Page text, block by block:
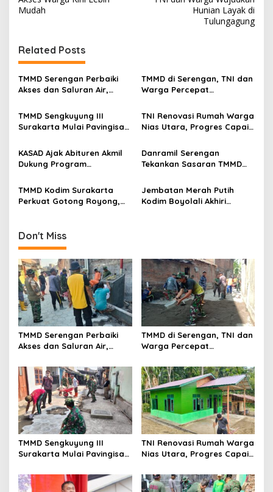
a
v
i
a
i
n
Mudah
Hunian Layak di
Tulungagung
Related Posts
TMMD Serengan Perbaiki
Akses dan Saluran Air,
TMMD di Serengan, TNI dan
Warga Percepat
TMMD Sengkuyung III
Surakarta Mulai Pavingisasi
TNI Renovasi Rumah Warga
Nias Utara, Progres Capai
KASAD Ajak Abituren Akmil
Dukung Program
Danramil Serengan
Tekankan Sasaran TMMD
TMMD Kodim Surakarta
Perkuat Gotong Royong,
Jembatan Merah Putih
Kodim Boyolali Akhiri
Don't Miss
TMMD Serengan Perbaiki
Akses dan Saluran Air,
TMMD di Serengan, TNI dan
Warga Percepat
TMMD Sengkuyung III
Surakarta Mulai Pavingisasi
TNI Renovasi Rumah Warga
Nias Utara, Progres Capai